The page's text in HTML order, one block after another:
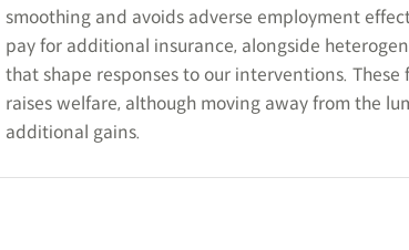
smoothing and avoids adverse employment
pay for additional insurance, alongside
that shape responses to our interventions.
raises welfare, although moving away from the
additional gains.